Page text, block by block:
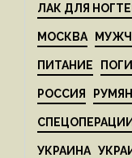
ЛАК ДЛЯ
МОСКВА
ПИТАНИЕ
РОССИЯ
УКРАИНА